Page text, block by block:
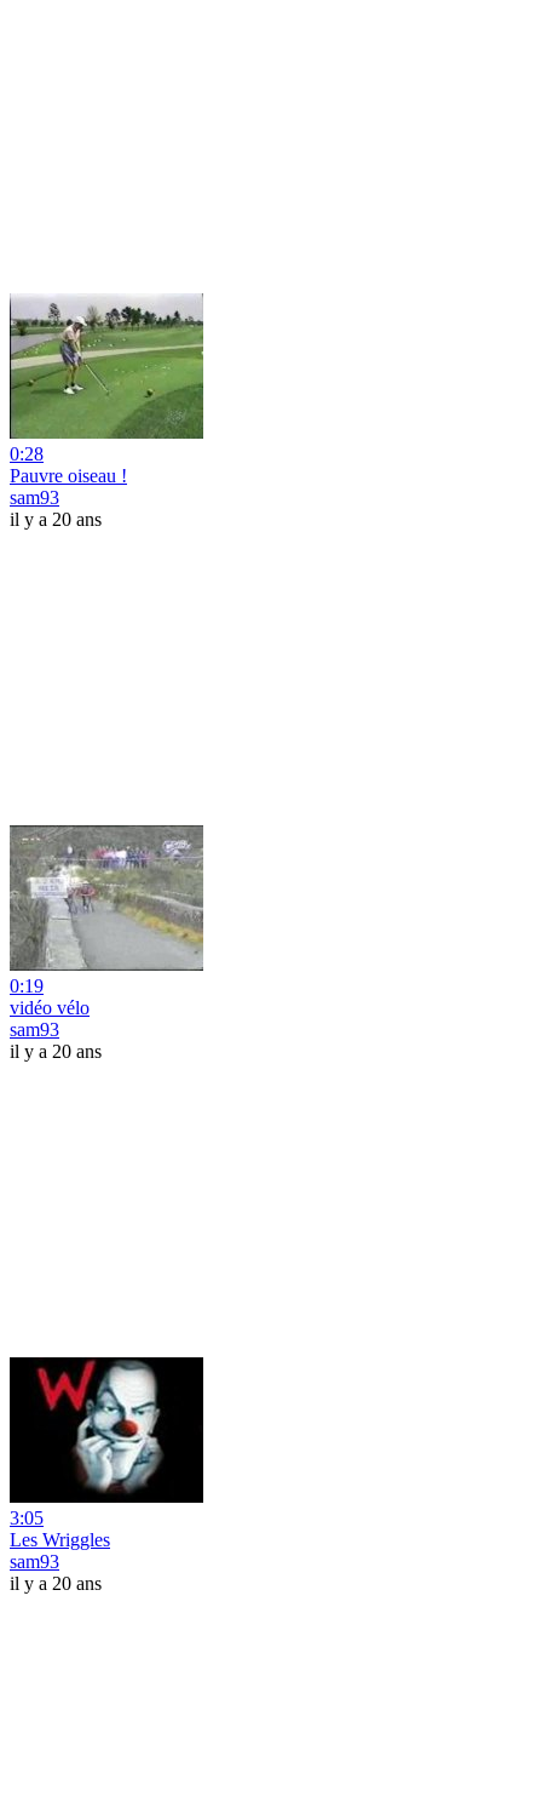
0:28
Pauvre oiseau !
sam93
il y a 20 ans
0:19
vidéo vélo
sam93
il y a 20 ans
3:05
Les Wriggles
sam93
il y a 20 ans